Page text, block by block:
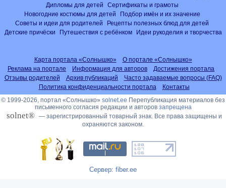
Дипломы для детей
Сертификаты и грамоты
Новогодние костюмы для детей
Подбор имён и их значение
Советы и идеи для родителей
Рецепты полезных блюд для детей
Детские причёски
Путешествия с ребёнком Идеи рукоделия и творчества
Карта портала «Солнышко»
О портале «Солнышко»
Реклама на портале
Информация для авторов
Достижения портала
Отзывы родителей
Архив публикаций
Часто задаваемые вопросы (FAQ)
Политика конфиденциальности портала
Контакты
© 1999-2026, портал «Солнышко» solnet.ee Перепубликация материалов без
письменного согласия редакции и авторов запрещена
solnet® — зарегистрированный товарный знак. Все права защищены и
охраняются законом.
Сервер: fiber.ee